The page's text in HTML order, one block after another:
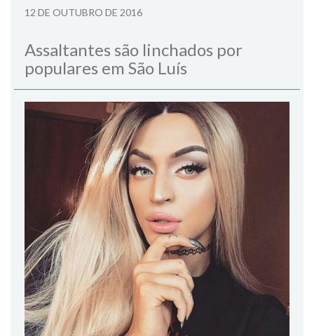
12 DE OUTUBRO DE 2016
Assaltantes são linchados por
populares em São Luís